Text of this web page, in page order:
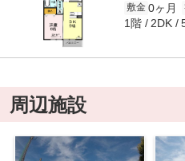
敷金 0ヶ月
1階 2DK
周辺施設